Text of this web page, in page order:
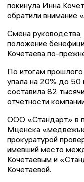
покинула Инна
обратили внимание
Смена руководства,
положение
Кочетаева по-
По итогам
упала на 20% до 50
составила 82
отчетности
ООО «Стандарт» в
Мценска
прокуратурой
имевший место
Кочетаевым и
Кочетаевой.